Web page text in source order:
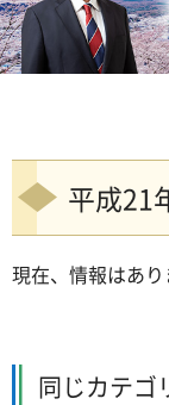
平成21
現在、情報はあり
同じカテゴ